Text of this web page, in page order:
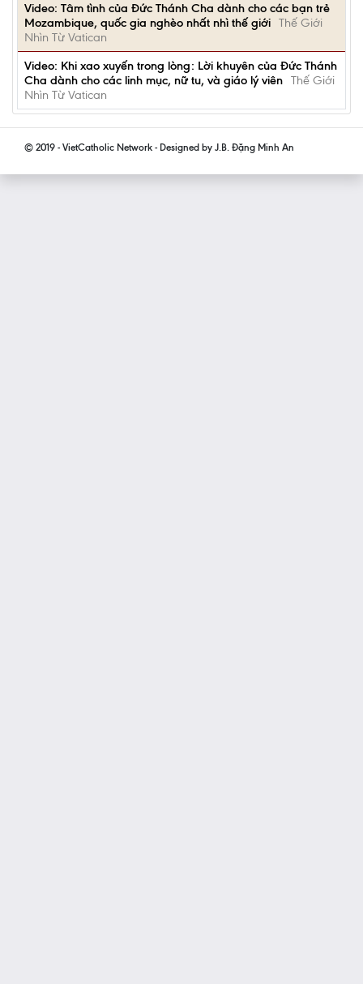
Video: Tâm tình của Đức Thánh Cha dành cho các bạn trẻ
Mozambique, quốc gia nghèo nhất nhì thế giới Thế Giới
Nhìn Từ Vatican
Video: Khi xao xuyến trong lòng: Lời khuyên của Đức Thánh
Cha dành cho các linh mục, nữ tu, và giáo lý viên Thế Giới
Nhìn Từ Vatican
© 2019 - VietCatholic Network - Designed by J.B. Đặng Minh An